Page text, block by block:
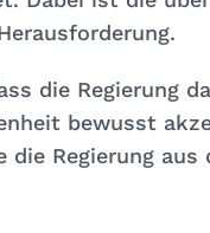
die Regierung
bewusst
Regierung